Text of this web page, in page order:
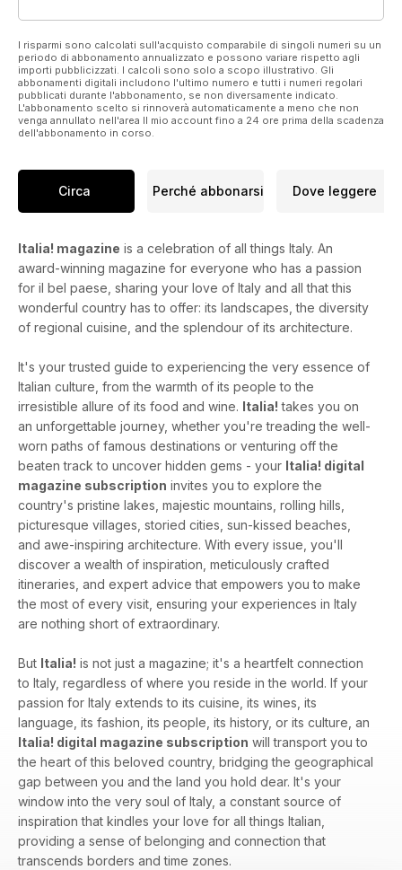
I risparmi sono calcolati sull'acquisto comparabile di singoli numeri su un
periodo di abbonamento annualizzato e possono variare rispetto agli
importi pubblicizzati. I calcoli sono solo a scopo illustrativo. Gli
abbonamenti digitali includono l'ultimo numero e tutti i numeri regolari
pubblicati durante l'abbonamento, se non diversamente indicato.
L'abbonamento scelto si rinnoverà automaticamente a meno che non
venga annullato nell'area Il mio account fino a 24 ore prima della scadenza
dell'abbonamento in corso.
Circa Perché abbonarsi Dove leggere
Italia! magazine is a celebration of all things Italy. An
award-winning magazine for everyone who has a passion
for il bel paese, sharing your love of Italy and all that this
wonderful country has to offer: its landscapes, the diversity
of regional cuisine, and the splendour of its architecture.
It's your trusted guide to experiencing the very essence of
Italian culture, from the warmth of its people to the
irresistible allure of its food and wine. Italia! takes you on
an unforgettable journey, whether you're treading the well-
worn paths of famous destinations or venturing off the
beaten track to uncover hidden gems - your Italia! digital
magazine subscription invites you to explore the
country's pristine lakes, majestic mountains, rolling hills,
picturesque villages, storied cities, sun-kissed beaches,
and awe-inspiring architecture. With every issue, you'll
discover a wealth of inspiration, meticulously crafted
itineraries, and expert advice that empowers you to make
the most of every visit, ensuring your experiences in Italy
are nothing short of extraordinary.
But Italia! is not just a magazine; it's a heartfelt connection
to Italy, regardless of where you reside in the world. If your
passion for Italy extends to its cuisine, its wines, its
language, its fashion, its people, its history, or its culture, an
Italia! digital magazine subscription will transport you to
the heart of this beloved country, bridging the geographical
gap between you and the land you hold dear. It's your
window into the very soul of Italy, a constant source of
inspiration that kindles your love for all things Italian,
providing a sense of belonging and connection that
transcends borders and time zones.